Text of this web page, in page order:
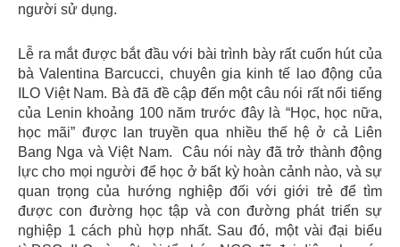
người sử dụng.
Lễ ra mắt được bắt đầu với bài trình bày rất cuốn hút của
bà Valentina Barcucci, chuyên gia kinh tế lao động của
ILO Việt Nam. Bà đã đề cập đến một câu nói rất nổi tiếng
của Lenin khoảng 100 năm trước đây là “Học, học nữa,
học mãi” được lan truyền qua nhiều thế hệ ở cả Liên
Bang Nga và Việt Nam. Câu nói này đã trở thành động
lực cho mọi người để học ở bất kỳ hoàn cảnh nào, và sự
quan trọng của hướng nghiệp đối với giới trẻ để tìm
được con đường học tập và con đường phát triển sự
nghiệp 1 cách phù hợp nhất. Sau đó, một vài đại biểu